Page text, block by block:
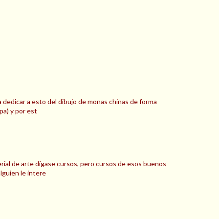
a esto del dibujo de monas chinas de forma
y por est
de arte dígase cursos, pero cursos de esos buenos
le intere